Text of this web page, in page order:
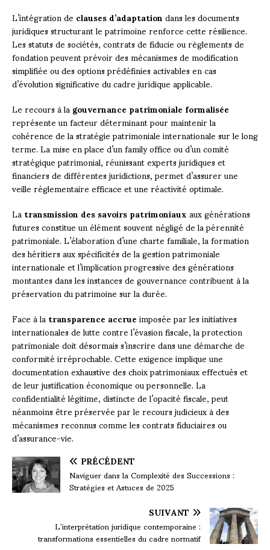
L’intégration declauses d’adaptationdans les documents
juridiques structurant le patrimoine renforce cette résilience.
Les statuts de sociétés, contrats de fiducie ou règlements de
fondation peuvent prévoir des mécanismes de modification
simplifiée ou des options prédéfinies activables en cas
d’évolution significative du cadre juridique applicable.
Le recours à lagouvernance patrimoniale formalisée
représente un facteur déterminant pour maintenir la
cohérence de la stratégie patrimoniale internationale sur le long
terme. La mise en place d’un family office ou d’un comité
stratégique patrimonial, réunissant experts juridiques et
financiers de différentes juridictions, permet d’assurer une
veille réglementaire efficace et une réactivité optimale.
Latransmission des savoirs patrimoniauxaux générations
futures constitue un élément souvent négligé de la pérennité
patrimoniale. L’élaboration d’une charte familiale, la formation
des héritiers aux spécificités de la gestion patrimoniale
internationale et l’implication progressive des générations
montantes dans les instances de gouvernance contribuent à la
préservation du patrimoine sur la durée.
Face à latransparence accrueimposée par les initiatives
internationales de lutte contre l’évasion fiscale, la protection
patrimoniale doit désormais s’inscrire dans une démarche de
conformité irréprochable. Cette exigence implique une
documentation exhaustive des choix patrimoniaux effectués et
de leur justification économique ou personnelle. La
confidentialité légitime, distincte de l’opacité fiscale, peut
néanmoins être préservée par le recours judicieux à des
mécanismes reconnus comme les contrats fiduciaires ou
d’assurance-vie.
PRÉCÉDENT
Naviguer dans la Complexité des Successions :
Stratégies et Astuces de 2025
SUIVANT
L’interprétation juridique contemporaine :
transformations essentielles du cadre normatif